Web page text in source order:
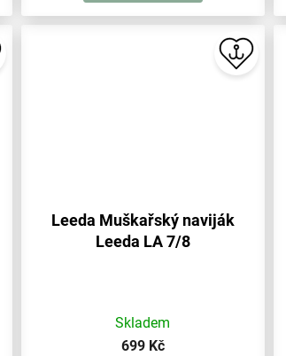
Leeda Muškařský naviják
Leeda LA 7/8
Skladem
699 Kč